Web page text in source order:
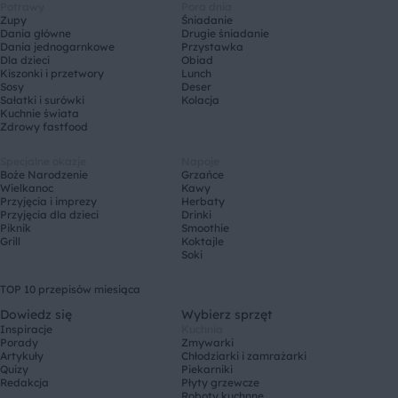
Zupy
Dania główne
Dania jednogarnkowe
Dla dzieci
Kiszonki i przetwory
Sosy
Sałatki i surówki
Kuchnie świata
Zdrowy fastfood
Śniadanie
Drugie śniadanie
Przystawka
Obiad
Lunch
Deser
Kolacja
Boże Narodzenie
Wielkanoc
Przyjęcia i imprezy
Przyjęcia dla dzieci
Piknik
Grill
Grzańce
Kawy
Herbaty
Drinki
Smoothie
Koktajle
Soki
TOP 10 przepisów miesiąca
Dowiedz się
Inspiracje
Porady
Artykuły
Quizy
Redakcja
Wybierz sprzęt
Zmywarki
Chłodziarki i zamrażarki
Piekarniki
Płyty grzewcze